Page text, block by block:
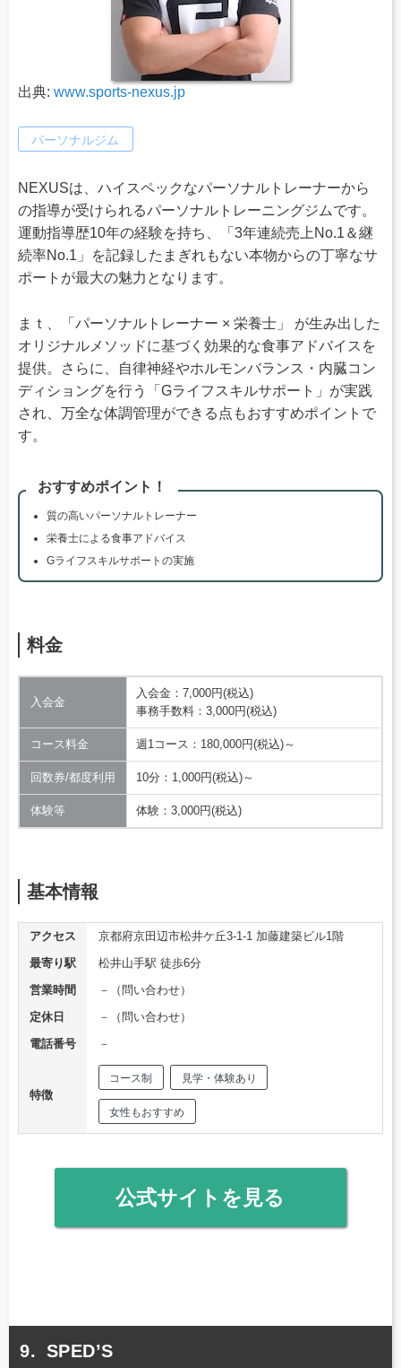
出典: www.sports-nexus.jp
パーソナルジム
NEXUSは、ハイスペックなパーソナルトレーナーから
の指導が受けられるパーソナルトレーニングジムです。
運動指導歴10年の経験を持ち、「3年連続売上No.1＆継
続率No.1」を記録したまぎれもない本物からの丁寧なサ
ポートが最大の魅力となります。
まｔ、「パーソナルトレーナー × 栄養士」 が生み出した
オリジナルメソッドに基づく効果的な食事アドバイスを
提供。さらに、自律神経やホルモンバランス・内臓コン
ディショングを行う「Gライフスキルサポート」が実践
され、万全な体調管理ができる点もおすすめポイントで
す。
おすすめポイント！
質の高いパーソナルトレーナー
栄養士による食事アドバイス
Gライフスキルサポートの実施
料金
入会金
入会金：7,000円(税込)
事務手数料：3,000円(税込)
コース料金 週1コース：180,000円(税込)～
回数券/都度利用 10分：1,000円(税込)～
体験等 体験：3,000円(税込)
基本情報
アクセス
京都府京田辺市松井ケ丘3-1-1 加藤建築ビル1階
最寄り駅
松井山手駅 徒歩6分
営業時間
－（問い合わせ）
定休日
－（問い合わせ）
電話番号
－
特徴
コース制 見学・体験あり
女性もおすすめ
公式サイトを見る
SPED’S